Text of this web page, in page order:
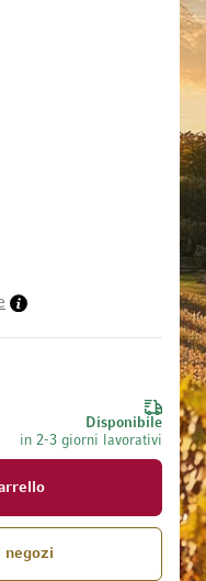
Disponibile
in 2-3 giorni lavorativi
negozi